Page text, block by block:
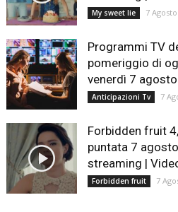
My sweet lie 7
Programmi TV
pomeriggio di
venerdì 7
Anticipazioni Tv 7
Forbidden fruit
puntata 7
streaming |
Forbidden fruit 7